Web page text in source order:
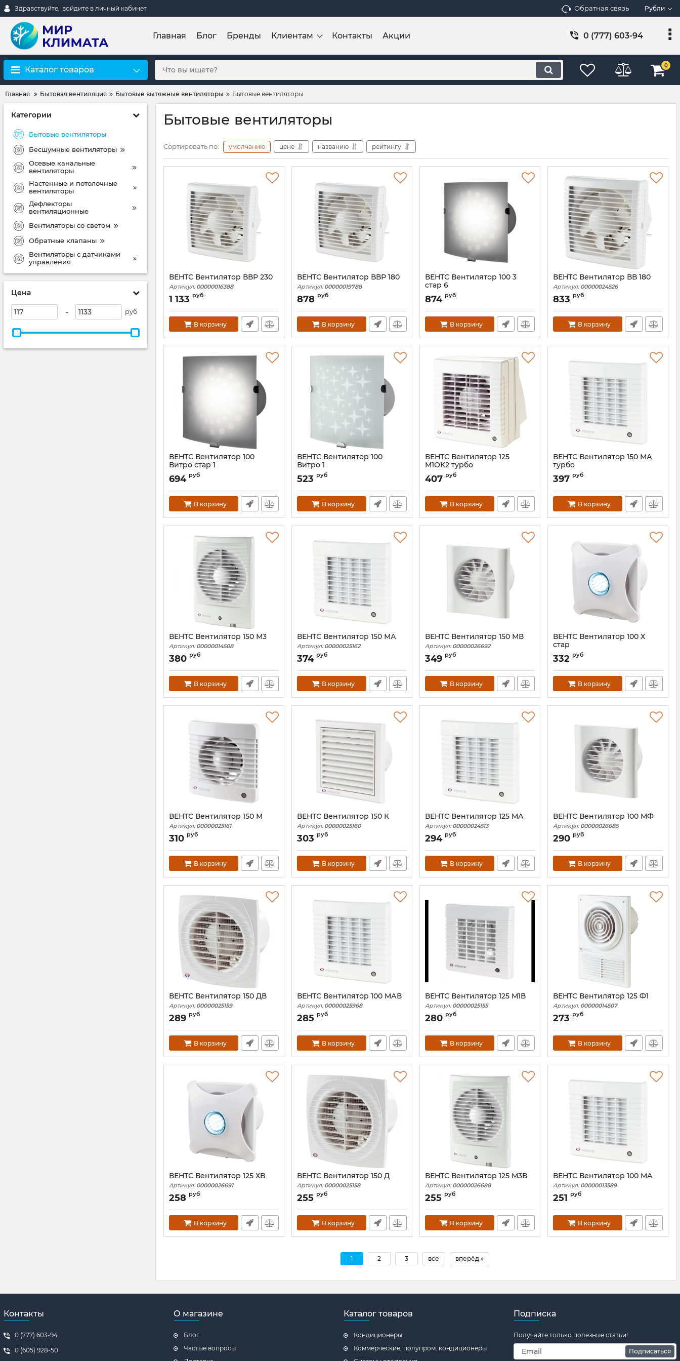
Здравствуйте, войдите в личный кабинет Обратная связь Рубли
Главная Блог Бренды Клиентам Контакты Акции 0 (777) 603-94
Каталог товаров 0
Главная Бытовая вентиляция Бытовые вытяжные вентиляторы Бытовые вентиляторы
Категории
Бытовые вентиляторы
Бесшумные вентиляторы
Осевые канальные
вентиляторы
Настенные и потолочные
вентиляторы
Дефлекторы
вентиляционные
Вентиляторы со светом
Обратные клапаны
Вентиляторы с датчиками
управления
Цена
- руб
Бытовые вентиляторы
Сортировать по: умолчанию цене названию рейтингу
ВЕНТС Вентилятор ВВР 230
Артикул: 00000016388
1 133 руб
В корзину
ВЕНТС Вентилятор ВВР 180
Артикул: 00000019788
878 руб
В корзину
ВЕНТС Вентилятор 100 3
стар 6
Артикул: 00000013578
874 руб
В корзину
ВЕНТС Вентилятор ВВ 180
Артикул: 00000024526
833 руб
В корзину
ВЕНТС Вентилятор 100
Витро стар 1
Артикул: 00000013574
694 руб
В корзину
ВЕНТС Вентилятор 100
Витро 1
Артикул: 00000013576
523 руб
В корзину
ВЕНТС Вентилятор 125
М1ОК2 турбо
Артикул: 00000019827
407 руб
В корзину
ВЕНТС Вентилятор 150 МА
турбо
Артикул: 00000027442
397 руб
В корзину
ВЕНТС Вентилятор 150 М3
Артикул: 00000014508
380 руб
В корзину
ВЕНТС Вентилятор 150 МА
Артикул: 00000025162
374 руб
В корзину
ВЕНТС Вентилятор 150 МВ
Артикул: 00000026692
349 руб
В корзину
ВЕНТС Вентилятор 100 Х
стар
Артикул: 00000025150
332 руб
В корзину
ВЕНТС Вентилятор 150 М
Артикул: 00000025161
310 руб
В корзину
ВЕНТС Вентилятор 150 К
Артикул: 00000025160
303 руб
В корзину
ВЕНТС Вентилятор 125 МА
Артикул: 00000024513
294 руб
В корзину
ВЕНТС Вентилятор 100 МФ
Артикул: 00000026685
290 руб
В корзину
ВЕНТС Вентилятор 150 ДВ
Артикул: 00000025159
289 руб
В корзину
ВЕНТС Вентилятор 100 МАВ
Артикул: 00000025968
285 руб
В корзину
ВЕНТС Вентилятор 125 М1В
Артикул: 00000025155
280 руб
В корзину
ВЕНТС Вентилятор 125 Ф1
Артикул: 00000014507
273 руб
В корзину
ВЕНТС Вентилятор 125 ХВ
Артикул: 00000026691
258 руб
В корзину
ВЕНТС Вентилятор 150 Д
Артикул: 00000025158
255 руб
В корзину
ВЕНТС Вентилятор 125 М3В
Артикул: 00000026688
255 руб
В корзину
ВЕНТС Вентилятор 100 МА
Артикул: 00000013589
251 руб
В корзину
1 2 3 все вперёд »
Контакты
0 (777) 603-94
0 (605) 928-50
О магазине
Блог
Частые вопросы
Каталог товаров
Кондиционеры
Коммерческие, полупром. кондиционеры
Подписка
Получайте только полезные статьи!
Подписаться